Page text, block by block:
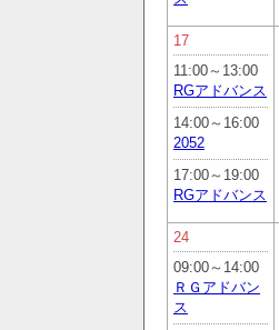
17
11:00～13:00
RGアドバンス
14:00～16:00
2052
17:00～19:00
RGアドバンス
24
09:00～14:00
ＲＧアドバン
ス